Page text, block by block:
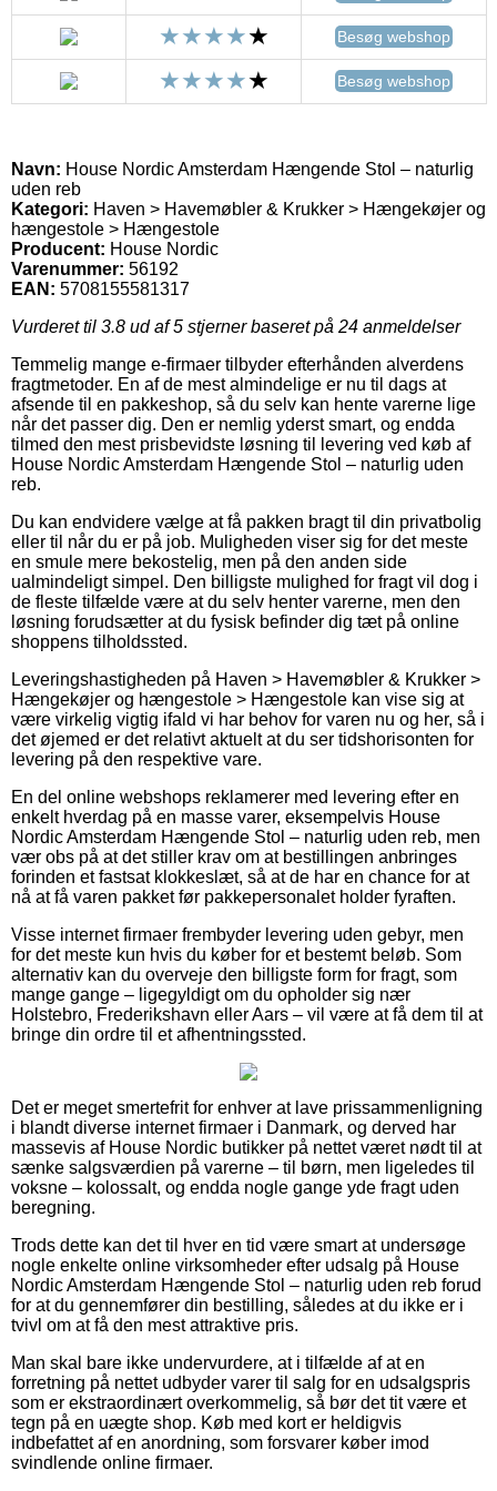
Besøg webshop
Besøg webshop
Navn: House Nordic Amsterdam Hængende Stol – naturlig
uden reb
Kategori: Haven > Havemøbler & Krukker > Hængekøjer og
hængestole > Hængestole
Producent: House Nordic
Varenummer: 56192
EAN: 5708155581317
Vurderet til 3.8 ud af 5 stjerner baseret på 24 anmeldelser
Temmelig mange e-firmaer tilbyder efterhånden alverdens
fragtmetoder. En af de mest almindelige er nu til dags at
afsende til en pakkeshop, så du selv kan hente varerne lige
når det passer dig. Den er nemlig yderst smart, og endda
tilmed den mest prisbevidste løsning til levering ved køb af
House Nordic Amsterdam Hængende Stol – naturlig uden
reb.
Du kan endvidere vælge at få pakken bragt til din privatbolig
eller til når du er på job. Muligheden viser sig for det meste
en smule mere bekostelig, men på den anden side
ualmindeligt simpel. Den billigste mulighed for fragt vil dog i
de fleste tilfælde være at du selv henter varerne, men den
løsning forudsætter at du fysisk befinder dig tæt på online
shoppens tilholdssted.
Leveringshastigheden på Haven > Havemøbler & Krukker >
Hængekøjer og hængestole > Hængestole kan vise sig at
være virkelig vigtig ifald vi har behov for varen nu og her, så i
det øjemed er det relativt aktuelt at du ser tidshorisonten for
levering på den respektive vare.
En del online webshops reklamerer med levering efter en
enkelt hverdag på en masse varer, eksempelvis House
Nordic Amsterdam Hængende Stol – naturlig uden reb, men
vær obs på at det stiller krav om at bestillingen anbringes
forinden et fastsat klokkeslæt, så at de har en chance for at
nå at få varen pakket før pakkepersonalet holder fyraften.
Visse internet firmaer frembyder levering uden gebyr, men
for det meste kun hvis du køber for et bestemt beløb. Som
alternativ kan du overveje den billigste form for fragt, som
mange gange – ligegyldigt om du opholder sig nær
Holstebro, Frederikshavn eller Aars – vil være at få dem til at
bringe din ordre til et afhentningssted.
Det er meget smertefrit for enhver at lave prissammenligning
i blandt diverse internet firmaer i Danmark, og derved har
massevis af House Nordic butikker på nettet været nødt til at
sænke salgsværdien på varerne – til børn, men ligeledes til
voksne – kolossalt, og endda nogle gange yde fragt uden
beregning.
Trods dette kan det til hver en tid være smart at undersøge
nogle enkelte online virksomheder efter udsalg på House
Nordic Amsterdam Hængende Stol – naturlig uden reb forud
for at du gennemfører din bestilling, således at du ikke er i
tvivl om at få den mest attraktive pris.
Man skal bare ikke undervurdere, at i tilfælde af at en
forretning på nettet udbyder varer til salg for en udsalgspris
som er ekstraordinært overkommelig, så bør det tit være et
tegn på en uægte shop. Køb med kort er heldigvis
indbefattet af en anordning, som forsvarer køber imod
svindlende online firmaer.